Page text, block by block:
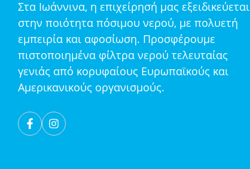
Στα Ιωάννινα, η επιχείρησή μας εξειδικεύεται
στην ποιότητα πόσιμου νερού, με πολυετή
εμπειρία και αφοσίωση. Προσφέρουμε
πιστοποιημένα φίλτρα νερού τελευταίας
γενιάς από κορυφαίους Ευρωπαϊκούς και
Αμερικανικούς οργανισμούς.